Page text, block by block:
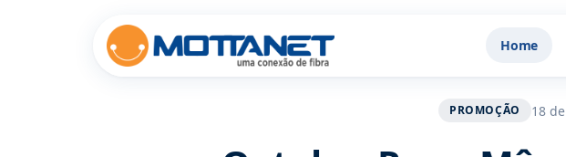
Home
PROMOÇÃO 18